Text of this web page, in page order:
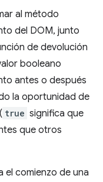
al método
del DOM, junto
de devolución
booleano
antes o después
la oportunidad de
true significa que
que otros
el comienzo de una